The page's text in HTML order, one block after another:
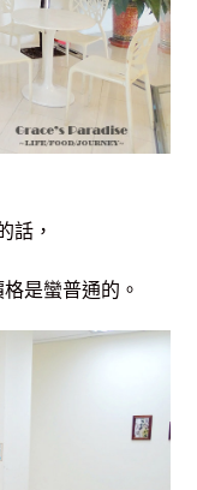
話，
是蠻普通的。